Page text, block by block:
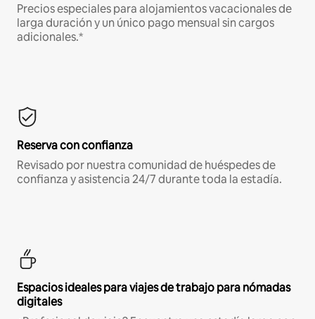
Precios especiales para alojamientos vacacionales de
larga duración y un único pago mensual sin cargos
adicionales.*
Reserva con confianza
Revisado por nuestra comunidad de huéspedes de
confianza y asistencia 24/7 durante toda la estadía.
Espacios ideales para viajes de trabajo para nómadas
digitales